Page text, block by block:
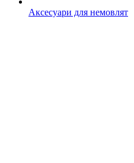
Аксесуари для немовлят